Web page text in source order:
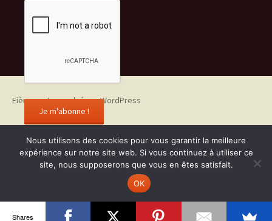
Fièrement propulsé par WordPress
Nous utilisons des cookies pour vous garantir la meilleure
expérience sur notre site web. Si vous continuez à utiliser ce
site, nous supposerons que vous en êtes satisfait.
OK
Shares